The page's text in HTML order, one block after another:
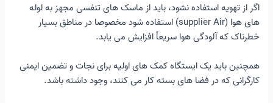
اگر از تهویه استفاده نشود، باید از ماسک های تنفسی مجهز به لوله
های هوا (supplier Air) استفاده شود مخصوصا در مناطق بسیار
خطرناک که آلودگی هوا سریعاً افزایش می یابد.
همچنین باید یک ایستگاه کمک های اولیه برای نجات و تضمین ایمنی
کارگرانی که در فضا های بسته کار می کنند، وجود داشته باشد.